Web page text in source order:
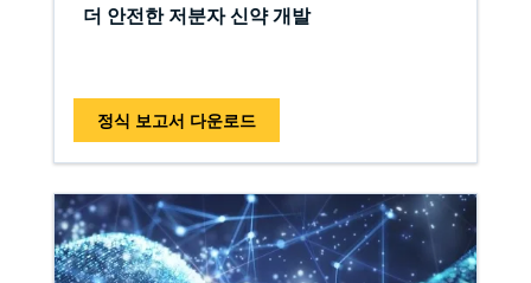
더 안전한 저분자 신약 개발
정식 보고서 다운로드